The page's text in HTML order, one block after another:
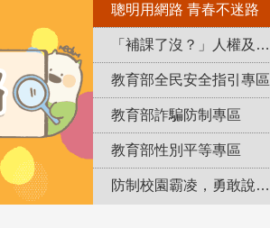
聰明用網路 青春不迷路
「補課了沒？」人權及轉型正義教育專區
教育部全民安全指引專區
教育部詐騙防制專區
教育部性別平等專區
防制校園霸凌，勇敢說出來！